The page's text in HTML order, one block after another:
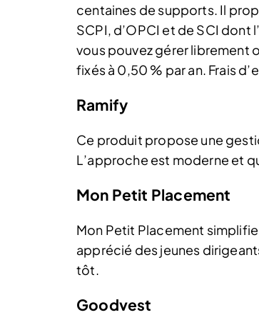
centaines de supports. Il
SCPI, d’OPCI et de SCI
vous pouvez gérer librement
fixés à 0,50 % par an. Frais
Ramify
Ce produit propose une
L’approche est moderne et
Mon Petit Placement
Mon Petit Placement
apprécié des jeunes
tôt.
Goodvest